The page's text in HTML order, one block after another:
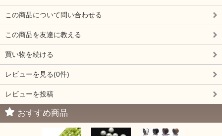
この商品について問い合わせる
この商品を友達に教える
買い物を続ける
レビューを見る(0件)
レビューを投稿
おすすめ商品